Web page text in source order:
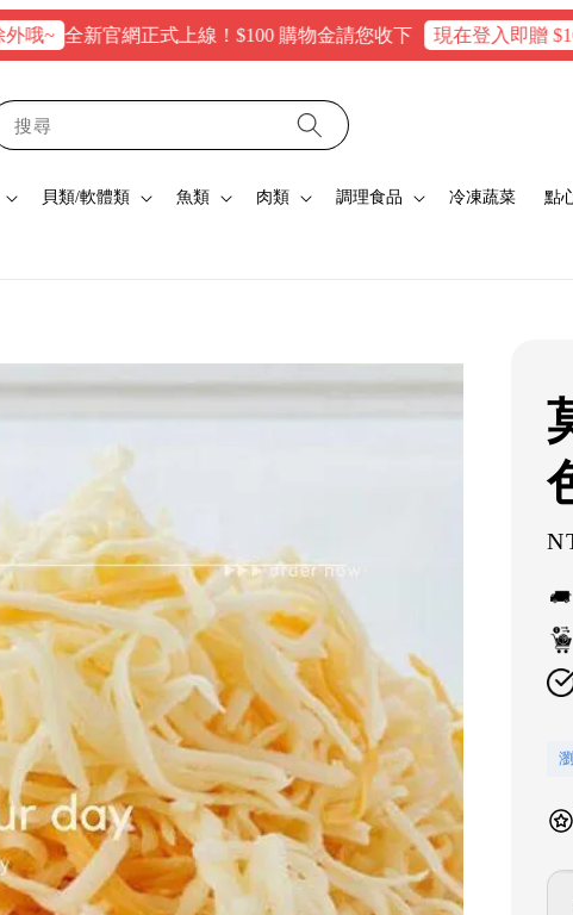
全新官網正式上線！$100 購物金請您收下 現在登入即贈 $100 購
搜尋
貝類/軟體類 魚類 肉類 調理食品 冷凍蔬菜 點